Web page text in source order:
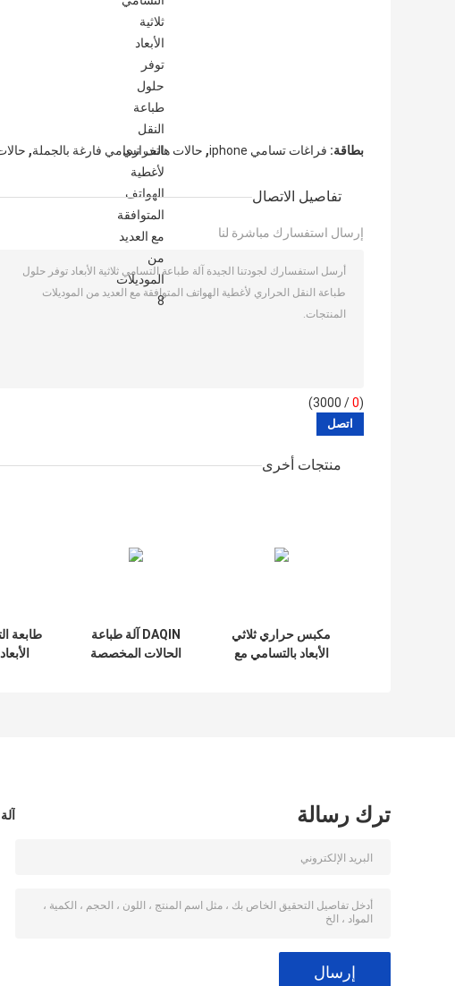
بطاقة: فراغات تسامي iphone , حالات هاتف تسامي فارغة بالجملة,
تفاصيل الاتصال
إرسال استفسارك مباشرة لنا
(
0
/ 3000)
منتجات أخرى
مكبس حراري ثلاثي
الأبعاد بالتسامي مع
DAQIN آلة طباعة
الحالات المخصصة
طابعة
ترك رسالة